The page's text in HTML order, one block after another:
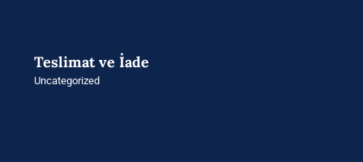
Teslimat ve İade
Uncategorized